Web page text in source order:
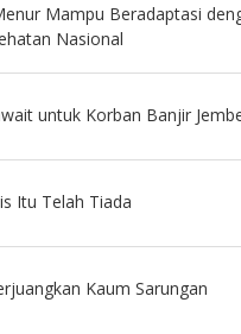
Mampu Beradaptasi
Nasional
untuk Korban Banjir
Itu Telah Tiada
Kaum Sarungan